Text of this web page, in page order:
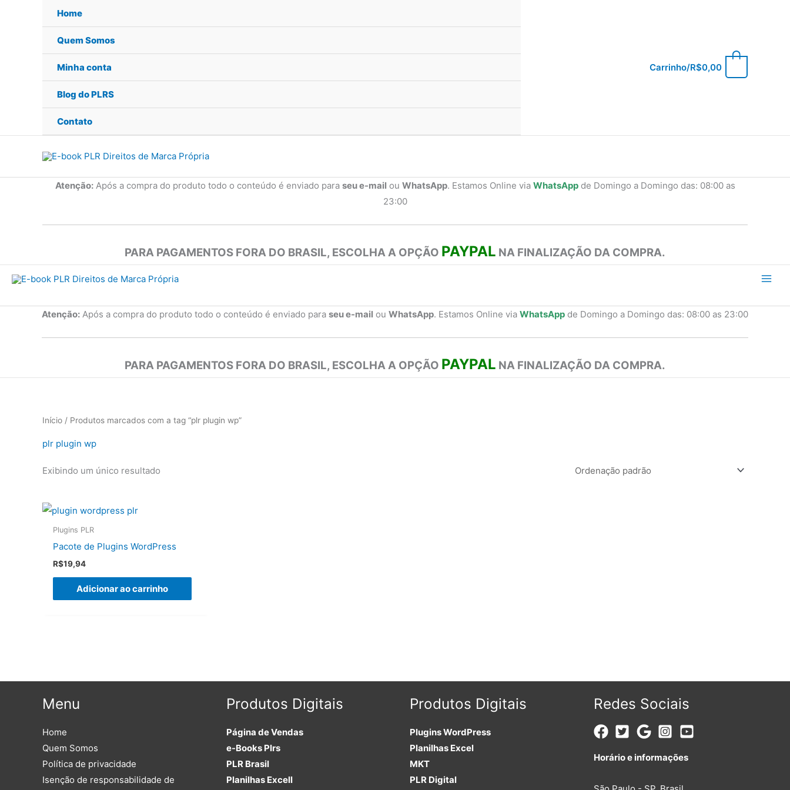
Home
Quem Somos
Minha conta
Blog do PLRS
Contato
Carrinho/R$0,00
Atenção:Após a compra do produto todo o conteúdo é enviado para seu e-mail ou WhatsApp. Estamos Online via WhatsAppde Domingo a Domingo das: 08:00 as
23:00
PARA PAGAMENTOS FORA DO BRASIL, ESCOLHA A OPÇÃO PAYPAL NA FINALIZAÇÃO DA COMPRA.
Atenção: Após a compra do produto todo o conteúdo é enviado para seu e-mail ou WhatsApp. Estamos Online via WhatsApp de Domingo a Domingo das: 08:00 as 23:00
PARA PAGAMENTOS FORA DO BRASIL, ESCOLHA A OPÇÃO PAYPAL NA FINALIZAÇÃO DA COMPRA.
Início / Produtos marcados com a tag “plr plugin wp”
plr plugin wp
Exibindo um único resultado
Plugins PLR
Pacote de Plugins WordPress
R$19,94
Adicionar ao carrinho
Menu
Home
Quem Somos
Política de privacidade
Isenção de responsabilidade de
Produtos Digitais
Página de Vendas
e-Books Plrs
PLR Brasil
Planilhas Excell
Produtos Digitais
PluginsWordPress
Planilhas Excel
MKT
PLR Digital
Redes Sociais
Horário e informações